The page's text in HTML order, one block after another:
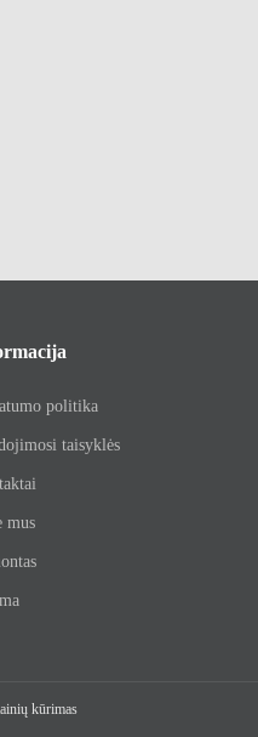
politika
taisyklės
mus
kūrimas